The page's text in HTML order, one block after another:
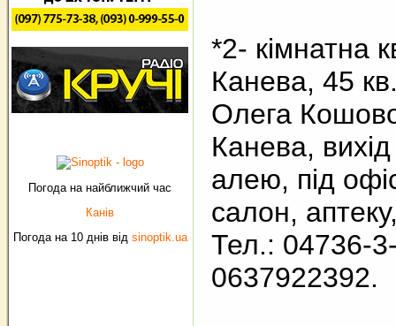
Погода на найближчий час
Канів
Погода на 10 днів від sinoptik.ua
*2- кімнатна
Канева, 45
Олега
Канева,
алею, під
салон,
Тел.: 04736-
0637922392.